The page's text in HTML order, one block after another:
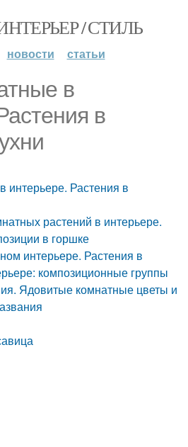
/ СТИЛЬ
новости статьи
в
в
интерьере. Растения в
растений в интерьере.
в горшке
интерьере. Растения в
композиционные группы
Ядовитые комнатные цветы и